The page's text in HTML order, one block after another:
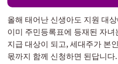
올해 태어난 신생아도 지원 대
이미 주민등록표에 등재된 자
지급 대상이 되고, 세대주가 본
몫까지 함께 신청하면 된답니다.